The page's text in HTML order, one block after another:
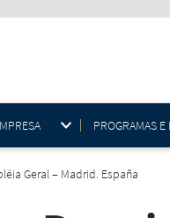
PROGRAMAS E
Geral – Madrid. España